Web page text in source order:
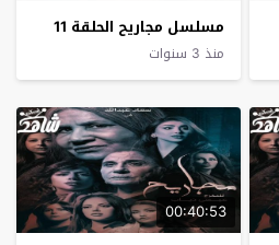
مسلسل مجاريح الحلقة 11
منذ 3 سنوات
00:40:53